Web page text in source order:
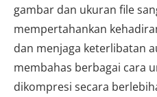
gambar dan ukuran file
mempertahankan
dan menjaga keterlibatan
membahas berbagai cara
dikompresi secara